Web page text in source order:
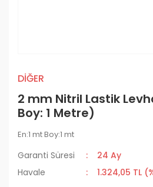
DİĞER
2 mm Nitril Lastik
Boy: 1 Metre)
En:1 mt Boy:1 mt
Garanti Süresi
24 Ay
Havale
1.324,05 TL